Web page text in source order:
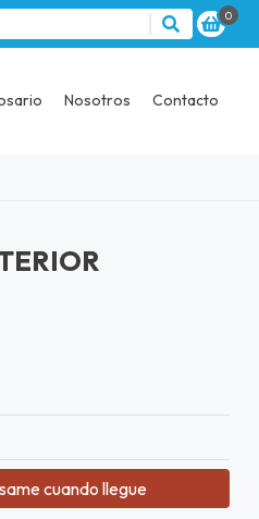
0
Nosotros Contacto
cuando llegue